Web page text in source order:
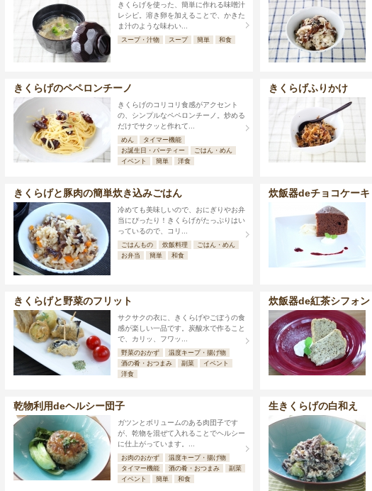
きくらげを使った、簡単に作れる味噌汁
レシピ。溶き卵を加えることで、かきた
ま汁のような味わい...
スープ・汁物 スープ 簡単 和食
きくらげのペペロンチーノ
きくらげのコリコリ食感がアクセント
の、シンプルなペペロンチーノ。炒める
だけでサクッと作れて...
めん
タイマー機能
お誕生日・パーティー
ごはん・めん
イベント
簡単 洋食
きくらげふりかけ
きくらげと豚肉の簡単炊き込みごはん
冷めても美味しいので、おにぎりやお弁
当にぴったり！きくらげがたっぷりはい
っているので、コリ...
ごはんもの 炊飯料理
ごはん・めん
お弁当
簡単 和食
炊飯器deチョコケーキ
きくらげと野菜のフリット
サクサクの衣に、きくらげやごぼうの食
感が楽しい一品です。炭酸水で作ること
で、カリッ、フワッ...
野菜のおかず
温度キープ・揚げ物
酒の肴・おつまみ
副菜
イベント
洋食
炊飯器de紅茶シフォン
乾物利用deヘルシー団子
ガツンとボリュームのある肉団子です
が、乾物を混ぜて入れることでヘルシー
に仕上がっています。...
お肉のおかず
温度キープ・揚げ物
タイマー機能
酒の肴・おつまみ
副菜
イベント
簡単 和食
生きくらげの白和え